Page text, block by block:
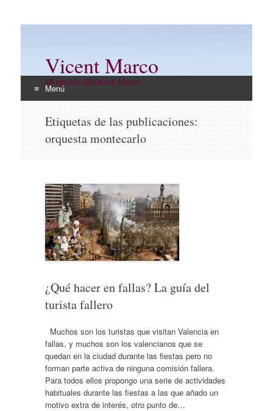
Vicent Marco
Mi opinión @Vicent_Marco
Menú
contenido
Etiquetas de las publicaciones:
orquesta montecarlo
¿Qué hacer en fallas? La guía del
turista fallero
Muchos son los turistas que visitan Valencia en
fallas, y muchos son los valencianos que se
quedan en la ciudad durante las fiestas pero no
forman parte activa de ninguna comisión fallera.
Para todos ellos propongo una serie de actividades
habituales durante las fiestas a las que añado un
motivo extra de interés, otro punto de…